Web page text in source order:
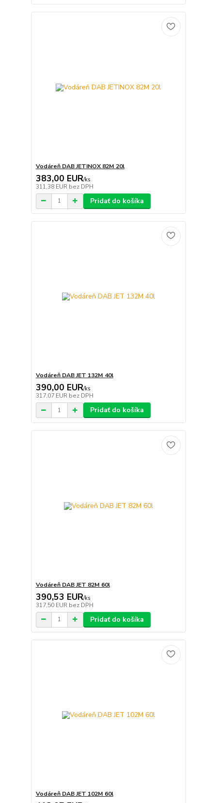
Vodáreň DAB JETINOX 82M 20l
383,00 EUR/ks
311,38 EUR bez DPH
Pridať do košíka
Vodáreň DAB JET 132M 40l
390,00 EUR/ks
317,07 EUR bez DPH
Pridať do košíka
Vodáreň DAB JET 82M 60l
390,53 EUR/ks
317,50 EUR bez DPH
Pridať do košíka
Vodáreň DAB JET 102M 60l